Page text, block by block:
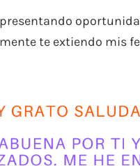
te extiendo mis